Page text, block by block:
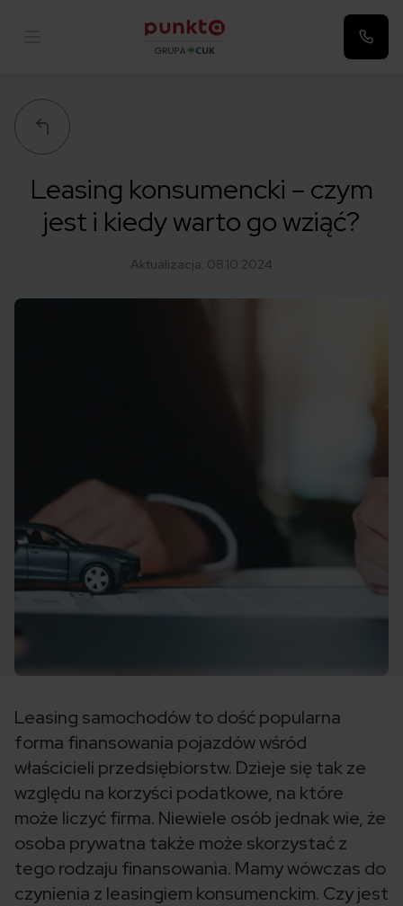
Leasing konsumencki – czym
jest i kiedy warto go wziąć?
Aktualizacja: 08.10.2024
Leasing samochodów to dość popularna
forma finansowania pojazdów wśród
właścicieli przedsiębiorstw. Dzieje się tak ze
względu na korzyści podatkowe, na które
może liczyć firma. Niewiele osób jednak wie, że
osoba prywatna także może skorzystać z
tego rodzaju finansowania. Mamy wówczas do
czynienia z leasingiem konsumenckim. Czy jest